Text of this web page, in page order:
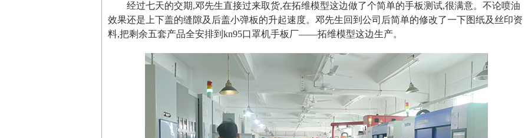
经过七天的交期,邓先生直接过来取货,在拓维模型这边做了个简单的手板测试,很满意。不论喷油
效果还是上下盖的缝隙及后盖小弹板的升起速度。邓先生回到公司后简单的修改了一下图纸及丝印资
料,把剩余五套产品全安排到kn95口罩机手板厂——拓维模型这边生产。